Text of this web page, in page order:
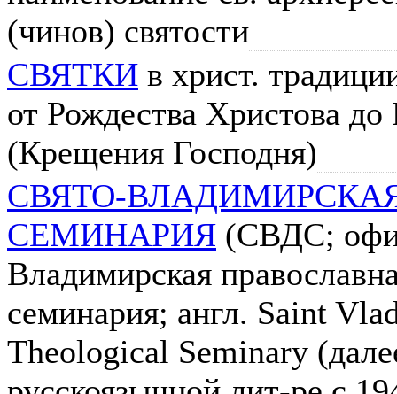
(чинов) святости
СВЯТКИ в христ.
от Рождества Христова до
(Крещения Господня)
СВЯТО-
СЕМИНАРИЯ (СВДС;
Владимирская
семинария; англ. Saint
Theological Seminary